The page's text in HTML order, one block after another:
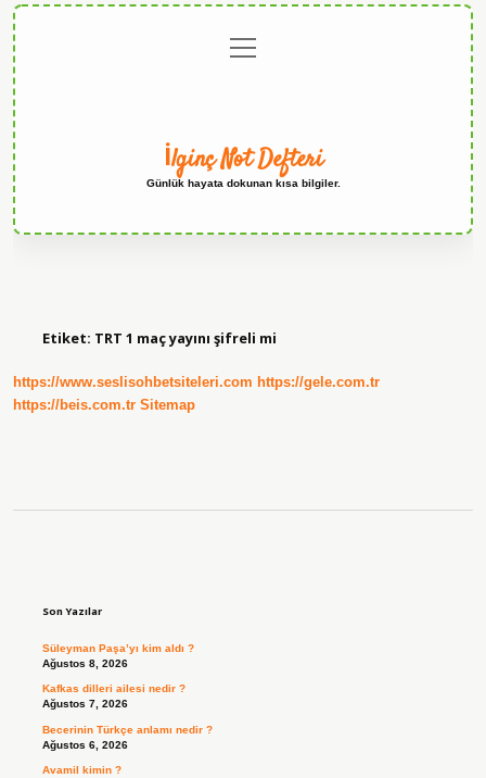
menüyü
aç
İlginç Not Defteri
Günlük hayata dokunan kısa bilgiler.
Etiket: TRT 1 maç yayını şifreli mi
https://www.seslisohbetsiteleri.com https://gele.com.tr
https://beis.com.tr Sitemap
Son Yazılar
Süleyman Paşa’yı kim aldı ?
Ağustos 8, 2026
Kafkas dilleri ailesi nedir ?
Ağustos 7, 2026
Becerinin Türkçe anlamı nedir ?
Ağustos 6, 2026
Avamil kimin ?